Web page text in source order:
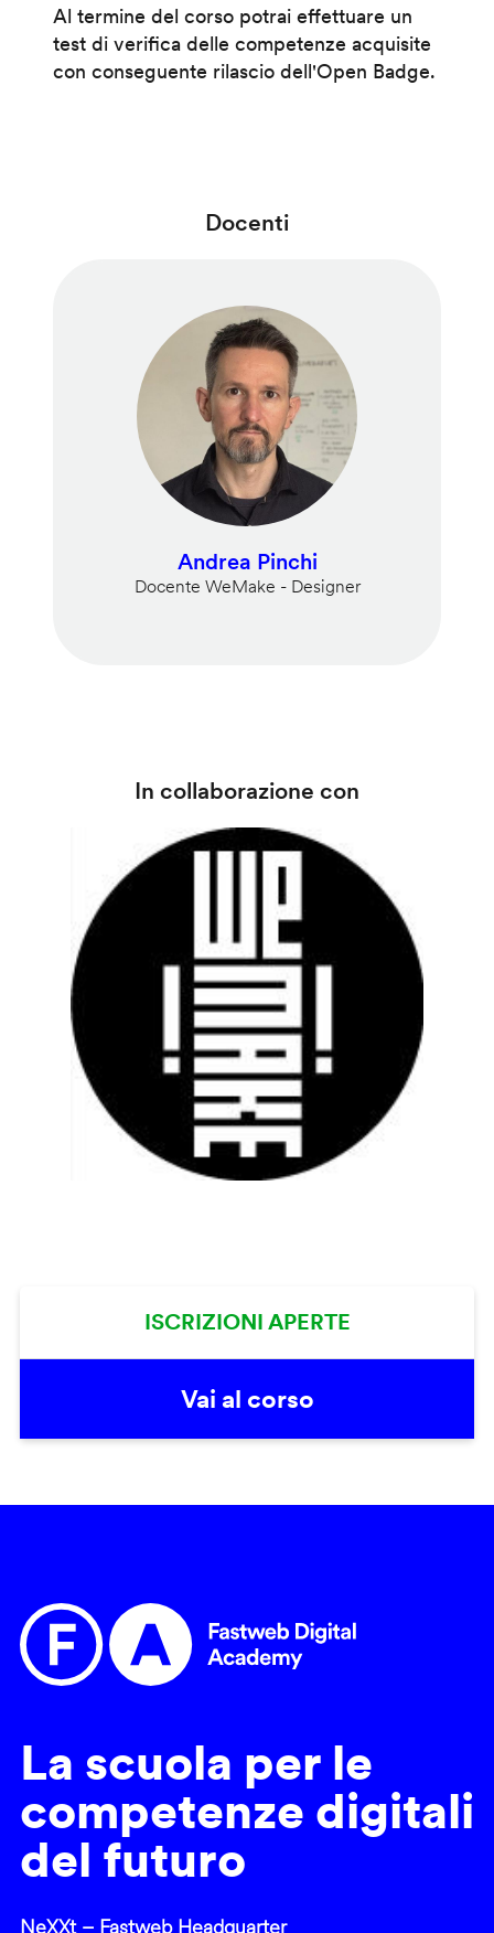
Al termine del corso potrai effettuare un
test di verifica delle competenze acquisite
con conseguente rilascio dell'Open Badge.
Docenti
Andrea Pinchi
Docente WeMake - Designer
In collaborazione con
ISCRIZIONI APERTE
Vai al corso
La scuola per le
competenze digitali
del futuro
NeXXt – Fastweb Headquarter